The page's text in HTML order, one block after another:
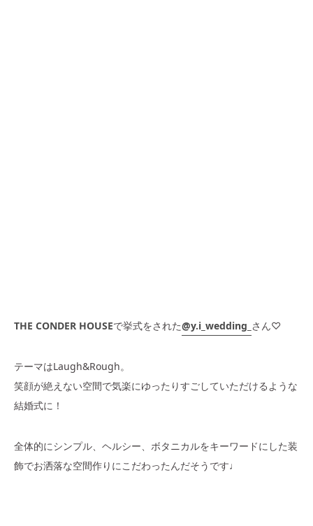
THE CONDER HOUSEで挙式をされた@y.i_wedding_ さん♡
テーマはLaugh&Rough。
笑顔が絶えない空間で気楽にゆったりすごしていただけるような
結婚式に！
全体的にシンプル、ヘルシー、ボタニカルをキーワードにした装
飾でお洒落な空間作りにこだわったんだそうです♩